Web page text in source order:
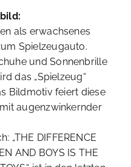
als erwachsenes
Spielzeugauto.
und Sonnenbrille
das „Spielzeug“
Bildmotiv feiert diese
augenzwinkernder
„THE DIFFERENCE
AND BOYS IS THE